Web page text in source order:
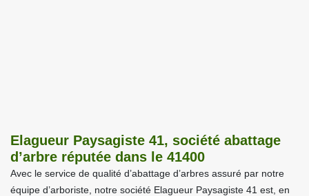
Elagueur Paysagiste 41, société abattage
d’arbre réputée dans le 41400
Avec le service de qualité d’abattage d’arbres assuré par notre
équipe d’arboriste, notre société Elagueur Paysagiste 41 est, en